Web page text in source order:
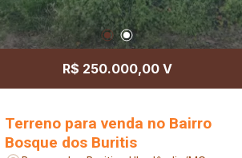
R$ 250.000,00 V
Terreno para venda no Bairro
Bosque dos Buritis